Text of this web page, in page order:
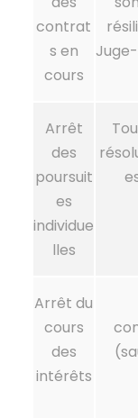
contrat
s en
cours
Arrêt
des
poursuit
es
individue
lles
Arrêt du
cours
des
intérêts